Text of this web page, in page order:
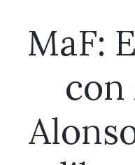
MaF:
con